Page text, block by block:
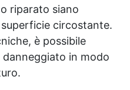
riparato siano
circostante.
è possibile
in modo